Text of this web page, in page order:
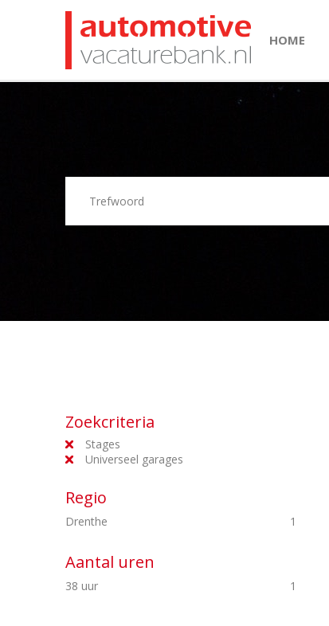
HOME
Zoekcriteria
Stages
Universeel garages
Regio
Drenthe 1
Aantal uren
38 uur 1